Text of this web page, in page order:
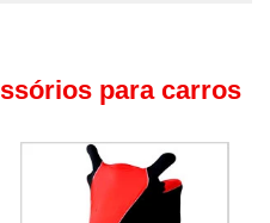
para carros